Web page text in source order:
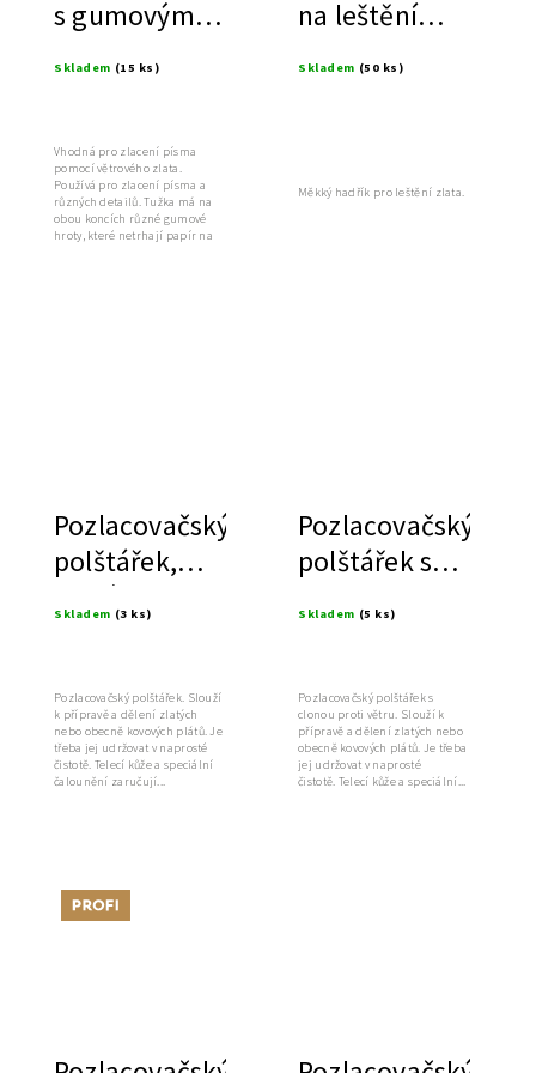
s gumovým
Skladem (15 ks)
Vhodná pro zlacení písma
pomocí větrového zlata.
Používá pro zlacení písma a
různých detailů. Tužka má na
obou koncích různé gumové
hroty, které netrhají papír na
na leštění
Skladem (50 ks)
Měkký hadřík pro leštění zlata.
Pozlacovačský
polštářek,
velký
Skladem (3 ks)
Pozlacovačský polštářek. Slouží
k přípravě a dělení zlatých
nebo obecně kovových plátů. Je
třeba jej udržovat v naprosté
čistotě. Telecí kůže a speciální
čalounění zaručují...
Pozlacovačský
polštářek s
Skladem (5 ks)
Pozlacovačský polštářek s
clonou proti větru. Slouží k
přípravě a dělení zlatých nebo
obecně kovových plátů. Je třeba
jej udržovat v naprosté
čistotě. Telecí kůže a speciální...
Tip